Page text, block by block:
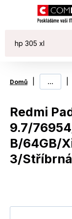
Domů ...
Redmi
9.7/
B/64GB/
3/Stříbrná